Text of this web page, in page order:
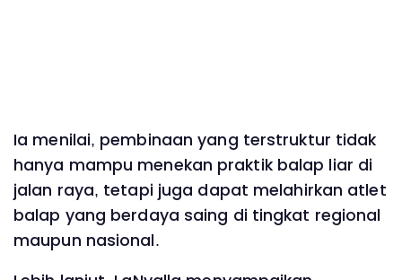
Ia menilai, pembinaan yang terstruktur tidak
hanya mampu menekan praktik balap liar di
jalan raya, tetapi juga dapat melahirkan atlet
balap yang berdaya saing di tingkat regional
maupun nasional.